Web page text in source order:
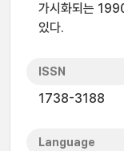
가시화되는
있다.
ISSN
1738-3188
Language